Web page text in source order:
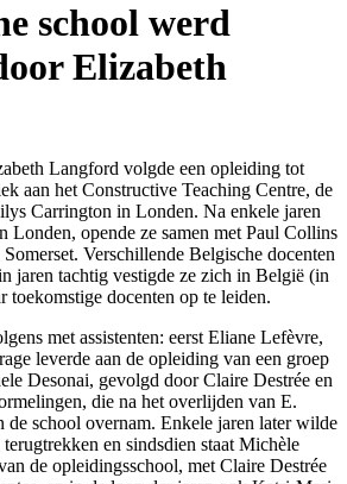
school werd
Elizabeth
Langford volgde een opleiding tot
aan het Constructive Teaching Centre, de
Carrington in Londen. Na enkele jaren
Londen, opende ze samen met Paul Collins
Verschillende Belgische docenten
jaren tachtig vestigde ze zich in België (in
toekomstige docenten op te leiden.
met assistenten: eerst Eliane Lefèvre,
leverde aan de opleiding van een groep
Desonai, gevolgd door Claire Destrée en
die na het overlijden van E.
school overnam. Enkele jaren later wilde
en sindsdien staat Michèle
de opleidingsschool, met Claire Destrée